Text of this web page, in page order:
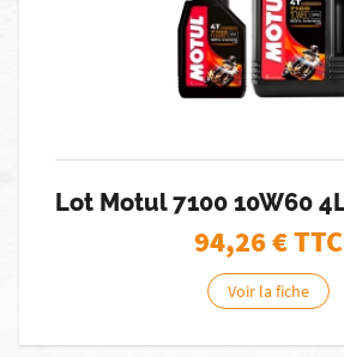
Lot Motul 7100 10W60 4L
94,26€ TTC
Voir la fiche